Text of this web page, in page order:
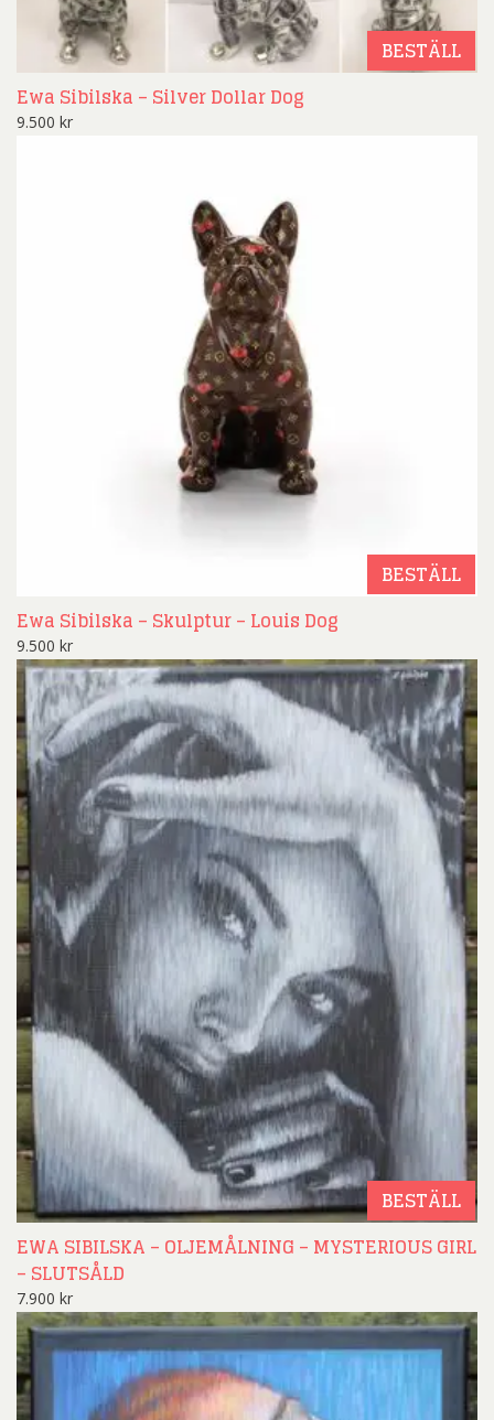
BESTÄLL
Ewa Sibilska – Silver Dollar Dog
9.500 kr
BESTÄLL
Ewa Sibilska – Skulptur – Louis Dog
9.500 kr
BESTÄLL
EWA SIBILSKA – OLJEMÅLNING – MYSTERIOUS GIRL
– SLUTSÅLD
7.900 kr